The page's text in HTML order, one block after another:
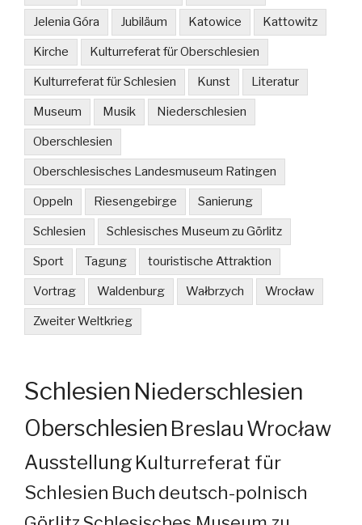
Jelenia Góra Jubiläum Katowice Kattowitz
Kirche Kulturreferat für Oberschlesien
Kulturreferat für Schlesien Kunst Literatur
Museum Musik Niederschlesien
Oberschlesien
Oberschlesisches Landesmuseum Ratingen
Oppeln Riesengebirge Sanierung
Schlesien Schlesisches Museum zu Görlitz
Sport Tagung touristische Attraktion
Vortrag Waldenburg Wałbrzych Wrocław
Zweiter Weltkrieg
Schlesien Niederschlesien
Oberschlesien Breslau Wrocław
Ausstellung Kulturreferat für
Schlesien Buch deutsch-polnisch